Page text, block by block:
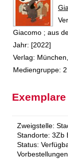
Giacomo ; aus
Jahr: [2022]
Verlag:
Mediengruppe:
Exemplare
Zweigstelle:
Standorte: 3Zb
Status: